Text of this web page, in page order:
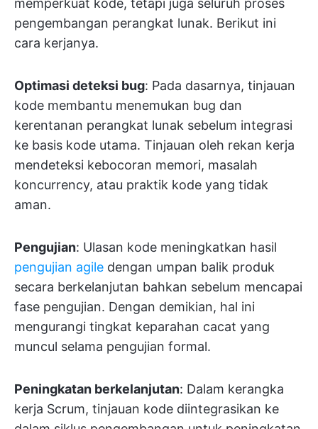
memperkuat kode, tetapi juga seluruh proses
pengembangan perangkat lunak. Berikut ini
cara kerjanya.
Optimasi deteksi bug: Pada dasarnya, tinjauan
kode membantu menemukan bug dan
kerentanan perangkat lunak sebelum integrasi
ke basis kode utama. Tinjauan oleh rekan kerja
mendeteksi kebocoran memori, masalah
koncurrency, atau praktik kode yang tidak
aman.
Pengujian: Ulasan kode meningkatkan hasil
pengujian agile dengan umpan balik produk
secara berkelanjutan bahkan sebelum mencapai
fase pengujian. Dengan demikian, hal ini
mengurangi tingkat keparahan cacat yang
muncul selama pengujian formal.
Peningkatan berkelanjutan: Dalam kerangka
kerja Scrum, tinjauan kode diintegrasikan ke